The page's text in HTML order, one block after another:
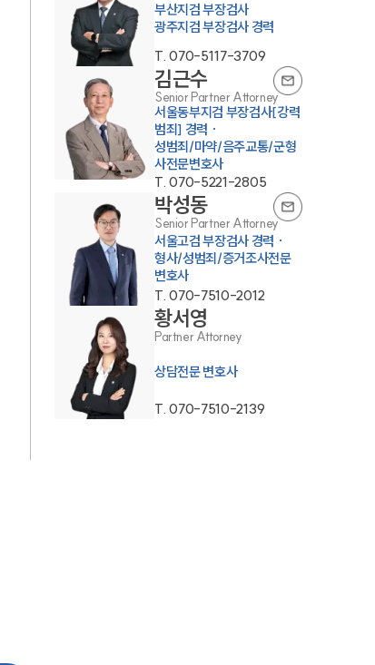
센터소개
센터소개
대륜의 강점
오시는 길
글로벌 파트너 로펌
고객의 소리
통합검색
AI대륜
업무사례
업무사례
부산지검 부장검사
광주지검 부장검사 경력
T.070-5117-3709
김근수
Senior Partner Attorney
서울동부지검 부장검사[강력
범죄] 경력 ·
성범죄/마약/음주교통/군형
사전문변호사
T.070-5221-2805
박성동
Senior Partner Attorney
서울고검 부장검사 경력 ·
형사/성범죄/증거조사전문
변호사
T.070-7510-2012
황서영
Partner Attorney
상담전문 변호사
T.070-7510-2139